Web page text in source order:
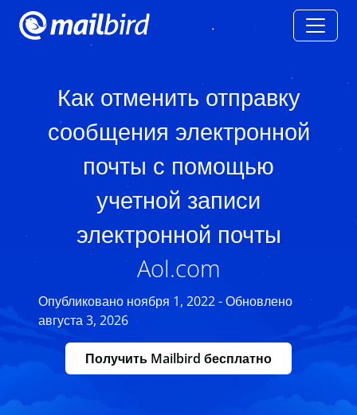
Как отменить отправку
сообщения электронной
почты с помощью
учетной записи
электронной почты
Aol.com
Опубликовано ноября 1, 2022 - Обновлено
августа 3, 2026
Получить Mailbird бесплатно